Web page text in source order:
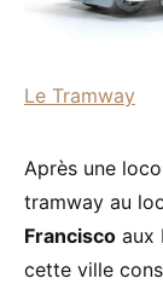
Le Tramway
Après une
tramway au
Francisco aux
cette ville